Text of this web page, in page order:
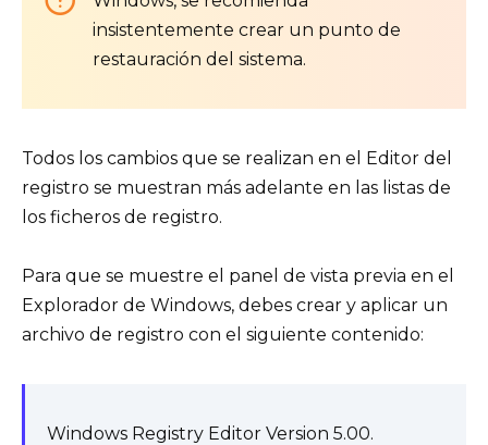
insistentemente crear un punto de
restauración del sistema.
Todos los cambios que se realizan en el Editor del
registro se muestran más adelante en las listas de
los ficheros de registro.
Para que se muestre el panel de vista previa en el
Explorador de Windows, debes crear y aplicar un
archivo de registro con el siguiente contenido:
Windows Registry Editor Version 5.00.